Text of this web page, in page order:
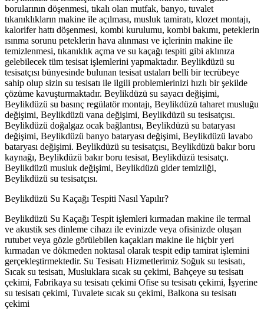
borularının döşenmesi, tıkalı olan mutfak, banyo, tuvalet
tıkanıklıkların makine ile açılması, musluk tamiratı, klozet montajı,
kalorifer hattı döşenmesi, kombi kurulumu, kombi bakımı, peteklerin
ısınma sorunu peteklerin hava alınması ve içlerinin makine ile
temizlenmesi, tıkanıklık açma ve su kaçağı tespiti gibi aklınıza
gelebilecek tüm tesisat işlemlerini yapmaktadır. Beylikdüzü su
tesisatçısı bünyesinde bulunan tesisat ustaları belli bir tecrübeye
sahip olup sizin su tesisatı ile ilgili problemlerinizi hızlı bir şekilde
çözüme kavuşturmaktadır. Beylikdüzü su sayacı değişimi,
Beylikdüzü su basınç regülatör montajı, Beylikdüzü taharet musluğu
değişimi, Beylikdüzü vana değişimi, Beylikdüzü su tesisatçısı.
Beylikdüzü doğalgaz ocak bağlantısı, Beylikdüzü su bataryası
değişimi, Beylikdüzü banyo bataryası değişimi, Beylikdüzü lavabo
bataryası değişimi. Beylikdüzü su tesisatçısı, Beylikdüzü bakır boru
kaynağı, Beylikdüzü bakır boru tesisat, Beylikdüzü tesisatçı.
Beylikdüzü musluk değişimi, Beylikdüzü gider temizliği,
Beylikdüzü su tesisatçısı.
Beylikdüzü Su Kaçağı Tespiti Nasıl Yapılır?
Beylikdüzü Su Kaçağı Tespit işlemleri kırmadan makine ile termal
ve akustik ses dinleme cihazı ile evinizde veya ofisinizde oluşan
rutubet veya gözle görülebilen kaçakları makine ile hiçbir yeri
kırmadan ve dökmeden noktasal olarak tespit edip tamirat işlemini
gerçekleştirmektedir. Su Tesisatı Hizmetlerimiz Soğuk su tesisatı,
Sıcak su tesisatı, Musluklara sıcak su çekimi, Bahçeye su tesisatı
çekimi, Fabrikaya su tesisatı çekimi Ofise su tesisatı çekimi, İşyerine
su tesisatı çekimi, Tuvalete sıcak su çekimi, Balkona su tesisatı
çekimi